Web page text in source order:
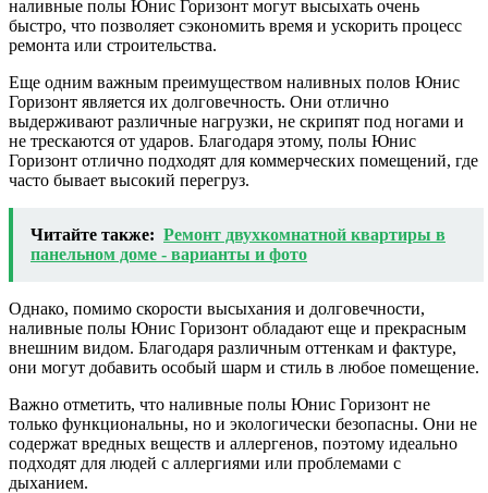
наливные полы Юнис Горизонт могут высыхать очень
быстро, что позволяет сэкономить время и ускорить процесс
ремонта или строительства.
Еще одним важным преимуществом наливных полов Юнис
Горизонт является их долговечность. Они отлично
выдерживают различные нагрузки, не скрипят под ногами и
не трескаются от ударов. Благодаря этому, полы Юнис
Горизонт отлично подходят для коммерческих помещений, где
часто бывает высокий перегруз.
Читайте также: Ремонт двухкомнатной квартиры в
панельном доме - варианты и фото
Однако, помимо скорости высыхания и долговечности,
наливные полы Юнис Горизонт обладают еще и прекрасным
внешним видом. Благодаря различным оттенкам и фактуре,
они могут добавить особый шарм и стиль в любое помещение.
Важно отметить, что наливные полы Юнис Горизонт не
только функциональны, но и экологически безопасны. Они не
содержат вредных веществ и аллергенов, поэтому идеально
подходят для людей с аллергиями или проблемами с
дыханием.